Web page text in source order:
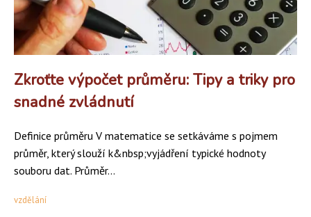
Zkroťte výpočet průměru: Tipy a triky pro
snadné zvládnutí
Definice průměru V matematice se setkáváme s pojmem
průměr, který slouží k&nbsp;vyjádření typické hodnoty
souboru dat. Průměr...
vzdělání